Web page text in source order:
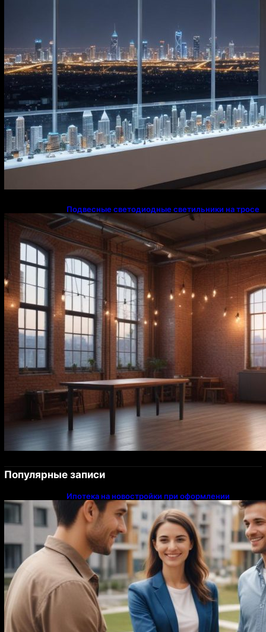
Подвесные светодиодные светильники на тросе
Популярные записи
Ипотека на новостройки при оформлении
напрямую у застройщика